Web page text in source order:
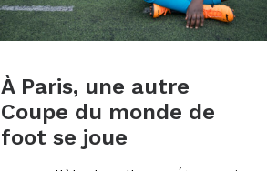
À Paris, une autre
Coupe du monde de
foot se joue